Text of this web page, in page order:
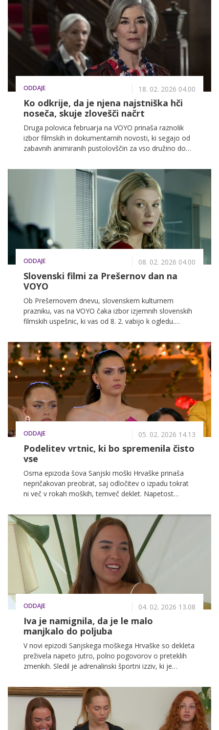
poklonimo oskarjem in si ogledamo filme, ki so v
zadnjih letih zaznamovali največje filmske odre.
ODDAJE 18. 02. 2026 04.00
Ko odkrije, da je njena najstniška hči
noseča, skuje zlovešči načrt
Druga polovica februarja na VOYO prinaša raznolik
izbor filmskih in dokumentarnih novosti, ki segajo od
zabavnih animiranih pustolovščin za vso družino do
vsak gledalec našel nekaj zase.
ODDAJE 08. 02. 2026 04.00
Slovenski filmi za Prešernov dan na
VOYO
Ob Prešernovem dnevu, slovenskem kulturnem
prazniku, vas na VOYO čaka izbor izjemnih slovenskih
filmskih uspešnic, ki vas od 8. 2. vabijo k ogledu.
zgodbe, ki izražajo slovenski duh ter odražajo našo
preteklost in sedanjost.
ODDAJE 05. 02. 2026 14.13
Podelitev vrtnic, ki bo spremenila čisto
vse
Osma epizoda šova Sanjski moški Hrvaške prinaša
nepričakovan preobrat, saj odločitev o izpadu tokrat
ni več v rokah moških, temveč deklet. Napetost
bolj prihaja na plano.
ODDAJE 04. 02. 2026 13.08
Iva je namignila, da je le malo
manjkalo do poljuba
V novi epizodi Sanjskega moškega Hrvaške so dekleta
preživela napeto jutro, polno pogovorov o preteklih
zmenkih. Sledil je adrenalinski športni izziv, ki je
vodi v nove čustvene pretrese in nepričakovane
razplete.